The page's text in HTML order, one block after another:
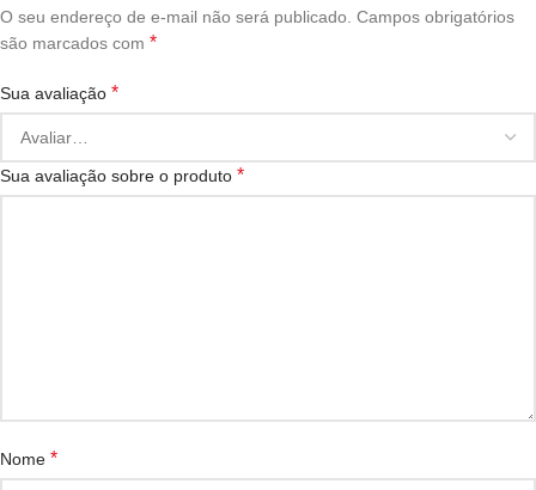
O seu endereço de e-mail não será publicado. Campos obrigatórios
são marcados com *
Sua avaliação *
Sua avaliação sobre o produto *
Nome *